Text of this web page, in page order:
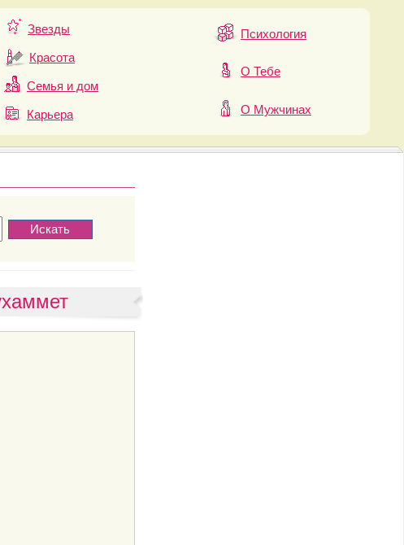
Звезды
Красота
Семья и дом
Карьера
Психология
О Тебе
О Мужчинах